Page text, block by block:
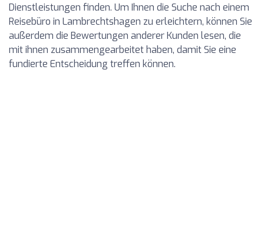
Dienstleistungen finden. Um Ihnen die Suche nach einem
Reisebüro in Lambrechtshagen zu erleichtern, können Sie
außerdem die Bewertungen anderer Kunden lesen, die
mit ihnen zusammengearbeitet haben, damit Sie eine
fundierte Entscheidung treffen können.